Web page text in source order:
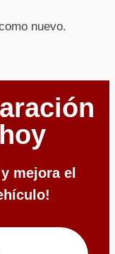
nuevo.
mejora el